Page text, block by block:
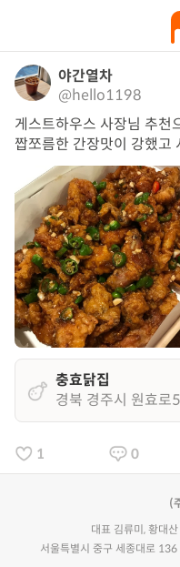
야간열차
@hello1198
게스트하우스 사장님 추천
짭쪼름한 간장맛이 강했고
충효닭집
경북 경주시 원효
1 0
(
대표 김류미, 황대산
서울특별시 중구 세종대로